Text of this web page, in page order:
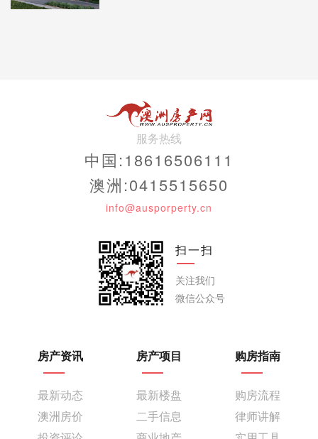
服务热线
中国:18616506111
澳洲:0415515650
info@ausporperty.cn
扫一扫
关注我们
微信公众号
房产资讯
最新动态
澳洲房价
房产项目
最新楼盘
二手信息
购房指南
购房流程
律师讲解